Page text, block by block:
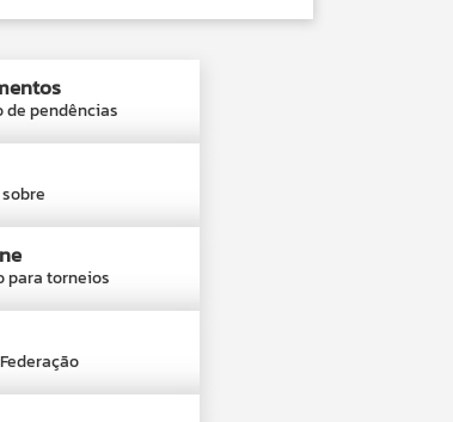
de pendências
para torneios